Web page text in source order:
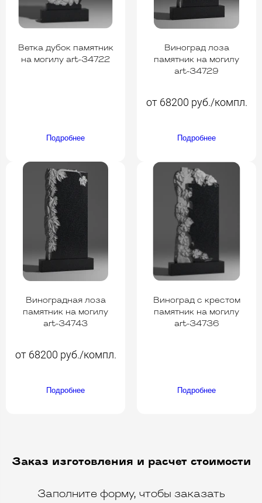
Ветка дубок памятник
на могилу art-34722
Подробнее
Виноград лоза
памятник на могилу
art-34729
от 68200 руб./компл.
Подробнее
Виноградная лоза
памятник на могилу
art-34743
от 68200 руб./компл.
Подробнее
Виноград с крестом
памятник на могилу
art-34736
Подробнее
Заказ изготовления и расчет стоимости
Заполните форму, чтобы заказать